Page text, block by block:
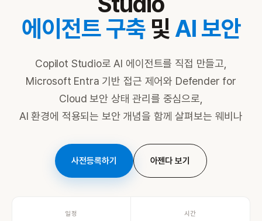
에이전트 구축및 AI 보안
Copilot Studio로 AI 에이전트를 직접 만들고,
Microsoft Entra 기반 접근 제어와 Defender for
Cloud 보안 상태 관리를 중심으로,
AI 환경에 적용되는 보안 개념을 함께 살펴보는 웨비나
사전등록하기 아젠다 보기
일정 시간